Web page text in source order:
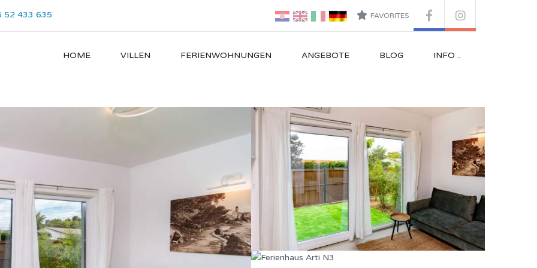
FAVORITES
52 433 635
HOME VILLEN FERIENWOHNUNGEN ANGEBOTE BLOG INFO ..